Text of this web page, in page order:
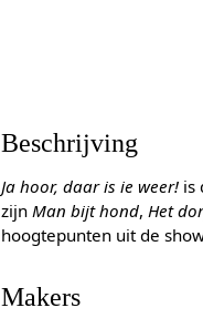
Beschrijving
Ja hoor, daar is ie weer! is
zijnMan bijt hond,Het
hoogtepunten uit de
Makers